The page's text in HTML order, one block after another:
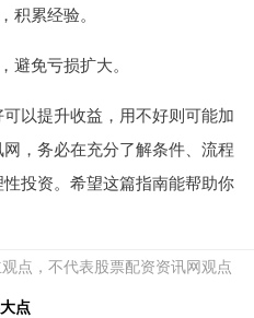
积累经验。
避免亏损扩大。
以提升收益，用不好则可能加
，务必在充分了解条件、流程
投资。希望这篇指南能帮助你
点，不代表股票配资资讯网观点
点